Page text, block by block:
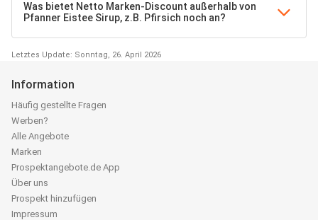
Was bietet Netto Marken-Discount außerhalb von
Pfanner Eistee Sirup, z.B. Pfirsich noch an?
Letztes Update: Sonntag, 26. April 2026
Information
Häufig gestellte Fragen
Werben?
Alle Angebote
Marken
Prospektangebote.de App
Über uns
Prospekt hinzufügen
Impressum